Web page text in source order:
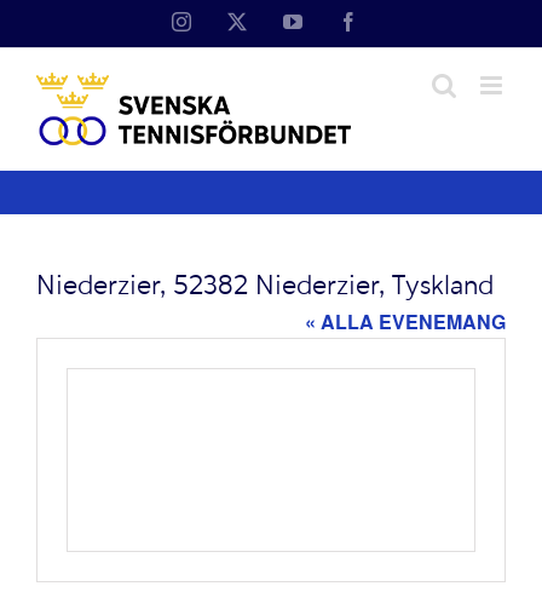
Instagram YouTube
Niederzier, 52382 Niederzier, Tyskland
« ALLA EVENEMANG